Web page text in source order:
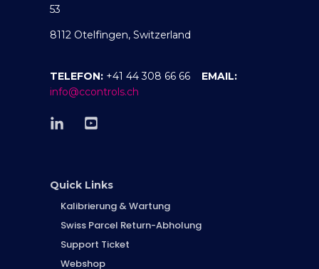
53
8112 Otelfingen, Switzerland
TELEFON: +41 44 308 66 66 EMAIL:
info@ccontrols.ch
Quick Links
Kalibrierung & Wartung
Swiss Parcel Return-Abholung
Support Ticket
Webshop